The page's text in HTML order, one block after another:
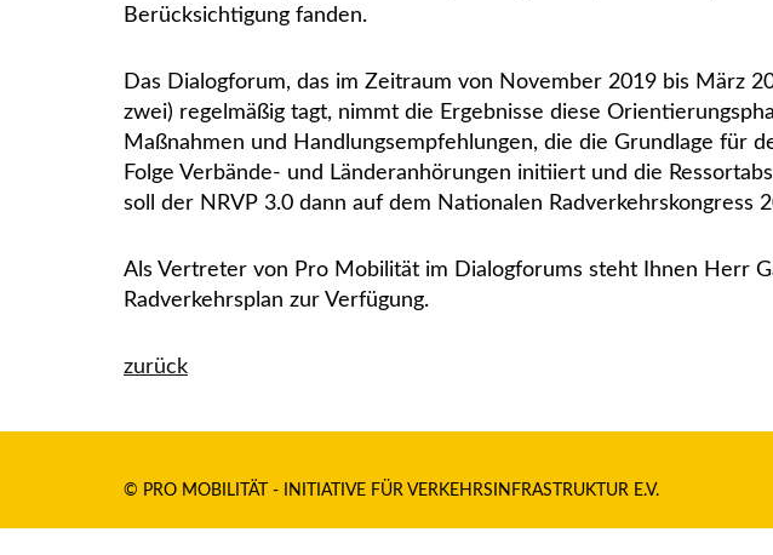
Berücksichtigung fanden.
Das Dialogforum, das im Zeitraum von November 2019 bis März
zwei) regelmäßig tagt, nimmt die Ergebnisse diese
Maßnahmen und Handlungsempfehlungen, die die Grundlage für
Folge Verbände- und Länderanhörungen initiiert und die
soll der NRVP 3.0 dann auf dem Nationalen
Als Vertreter von Pro Mobilität im Dialogforums steht Ihnen Herr
Radverkehrsplan zur Verfügung.
zurück
© PRO MOBILITÄT - INITIATIVE FÜR VERKEHRSINFRASTRUKTUR E.V.